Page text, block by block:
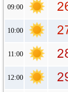
09:00
10:00
11:00
12:00